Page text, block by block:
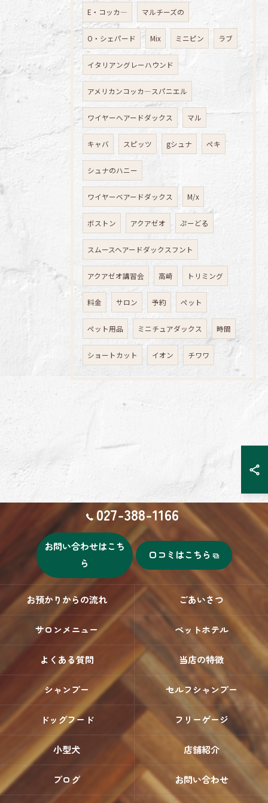
E・コッカ― マルチーズの
O・シェパード Mix ミニピン ラブ
イタリアングレーハウンド
アメリカンコッカ―スパニエル
ワイヤーへアードダックス マル
キャバ スピッツ gシュナ ペキ
シュナのハニー
ワイヤーベアードダックス M/x
ボストン アクアゼオ ぷーどる
スムースヘアードダックスフント
アクアゼオ講習会 高崎 トリミング
料金 サロン 予約 ペット
ペット用品 ミニチュアダックス 時間
ショートカット イオン チワワ
027-388-1166
お問い合わせはこち
ら
口コミはこちら
お預かりからの流れ ごあいさつ
サロンメニュー ペットホテル
よくある質問 当店の特徴
シャンプー セルフシャンプー
ドッグフード フリーゲージ
小型犬 店舗紹介
ブログ お問い合わせ